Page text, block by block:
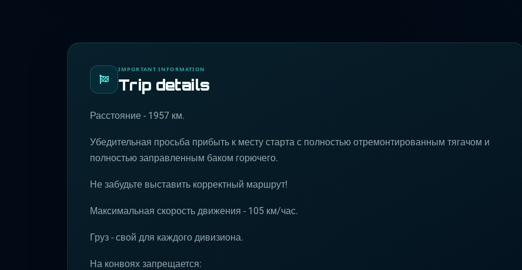
IMPORTANT INFORMATION
Trip details
Расстояние - 1957 км.
Убедительная просьба прибыть к месту старта с полностью отремонтированным тягачом и
полностью заправленным баком горючего.
Не забудьте выставить корректный маршрут!
Максимальная скорость движения - 105 км/час.
Груз - свой для каждого дивизиона.
На конвоях запрещается: